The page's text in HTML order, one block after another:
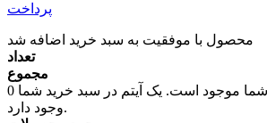
پرداخت
محصول با موفقیت به سبد خرید اضافه شد
تعداد
مجموع
0
شما موجود است. یک آیتم در سبد خرید شما
وجود دارد.